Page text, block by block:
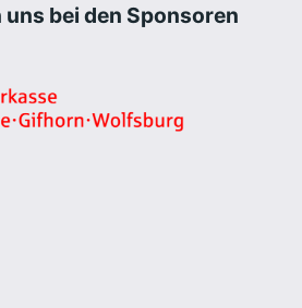
bei den Sponsoren